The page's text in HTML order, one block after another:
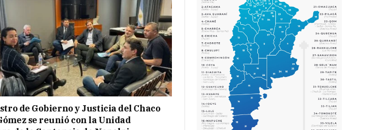
de Gobierno y Justicia del Chaco
se reunió con la Unidad